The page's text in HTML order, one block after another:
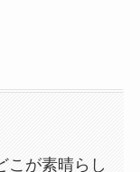
こが素晴らし